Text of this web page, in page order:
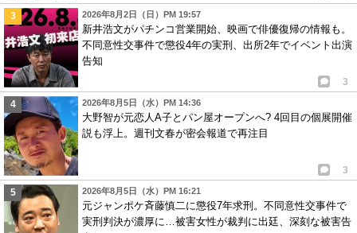
2026年8月2日（日）PM 19:57
新井浩文がパチンコ営業開始、映画で俳優復帰の情報も。
不同意性交事件で懲役4年の実刑、出所2年でイベント出演
告知
3
2026年8月5日（水）PM 14:36
大野智が元恋人A子とパン屋オープンへ? 4回目の個展開催
説も浮上。週刊文春が密会報道で再注目
3
2026年8月5日（水）PM 16:21
元ジャンポケ斉藤慎二に懲役7年求刑。不同意性交事件で
実刑判決が濃厚に…被害女性が裁判に出廷、深刻な被害告